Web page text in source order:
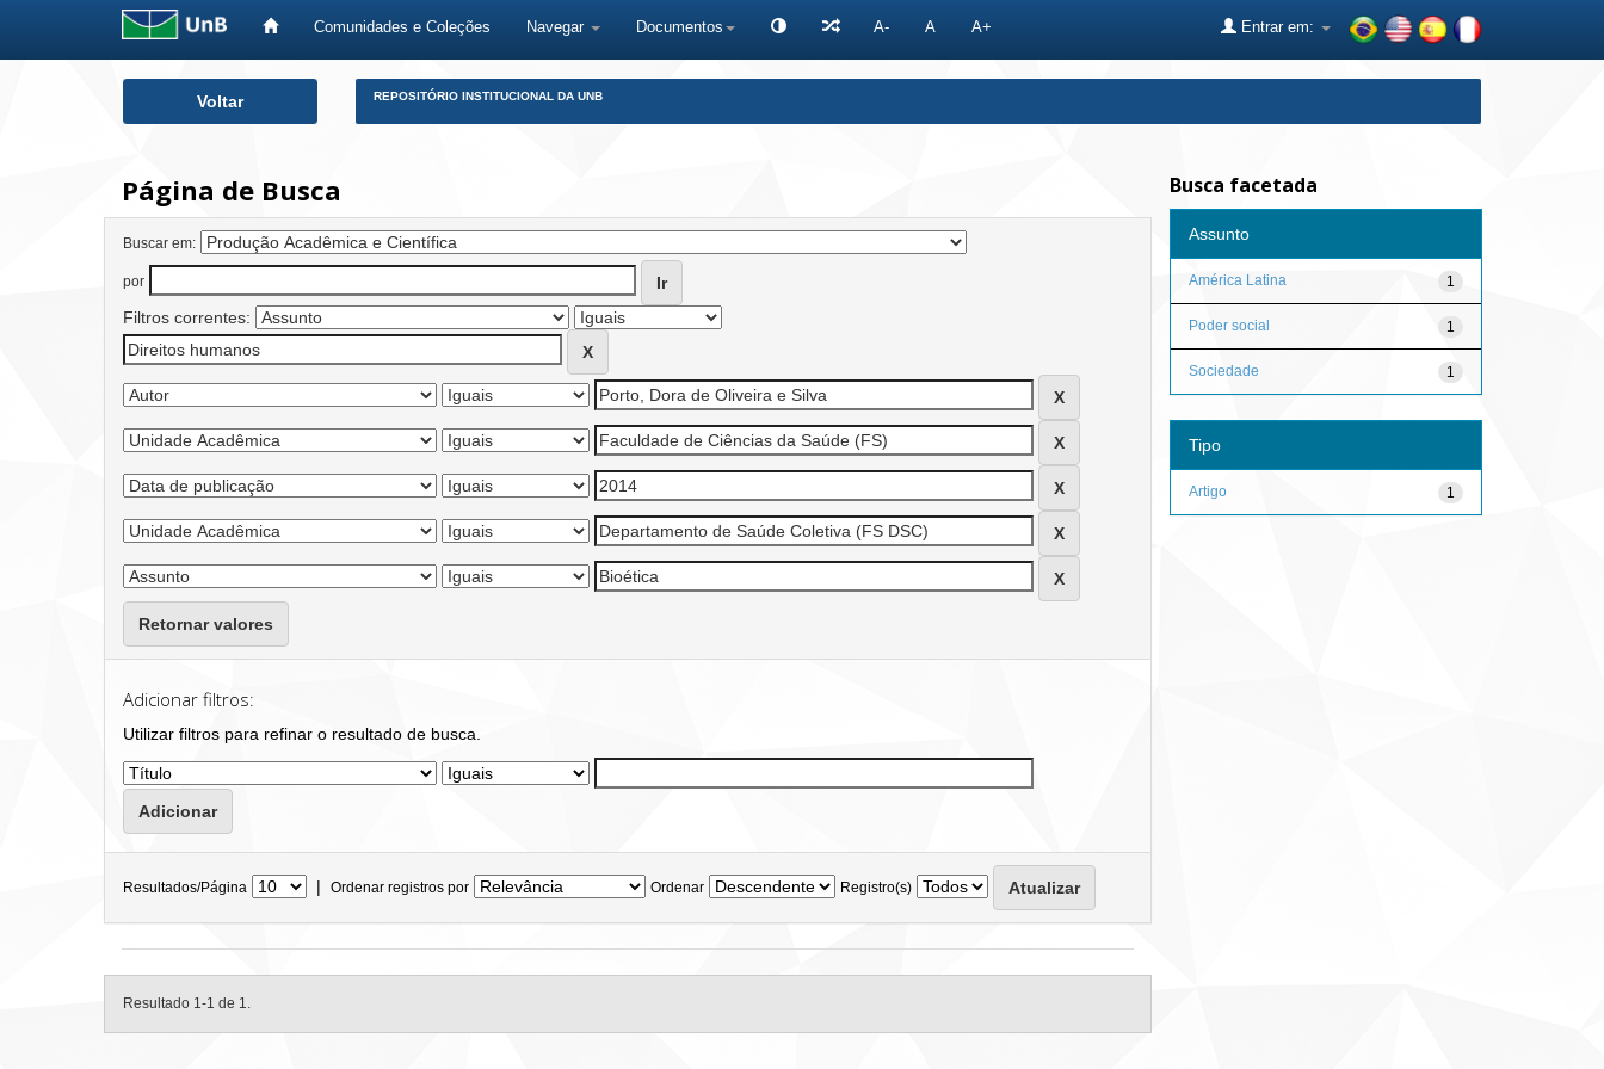
Comunidades e Coleções Navegar Documentos A- A A+ Entrar em:
Voltar REPOSITÓRIO INSTITUCIONAL DA UNB
Página de Busca
Buscar em:
por
Filtros correntes:
Retornar valores
Adicionar filtros:
Utilizar filtros para refinar o resultado de busca.
Resultados/Página | Ordenar registros por Ordenar Registro(s)
Resultado 1-1 de 1.
Busca facetada
Assunto
1
América Latina
1
Poder social
1
Sociedade
Tipo
1
Artigo